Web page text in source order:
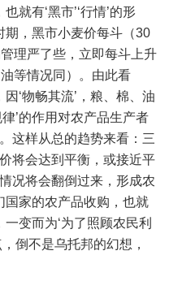
就有‘黑市’‘行情’的形
期，黑市小麦价每斗（30
理严了些，立即每斗上升
等情况同）。由此看
‘物畅其流’，粮、棉、油
’的作用对农产品生产者
这样从总的趋势来看：三
将会达到平衡，或接近平
况将会翻倒过来，形成农
国家的农产品收购，也就
变而为‘为了照顾农民利
倒不是乌托邦的幻想，